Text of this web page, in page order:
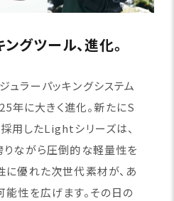
グツール、進化。
ュラーパッキングシステム
年に大きく進化。新たにS
用したLightシリーズは、
ながら圧倒的な軽量性を
に優れた次世代素材が、あ
能性を広げます。その日の